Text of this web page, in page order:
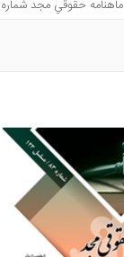
ماهنامه حقوقي مجد شماره 83 « دي1403»